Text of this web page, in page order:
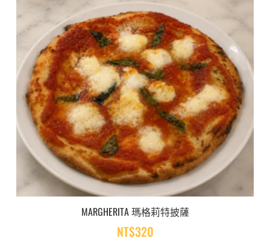
MARGHERITA 瑪格莉特披薩
NT$320